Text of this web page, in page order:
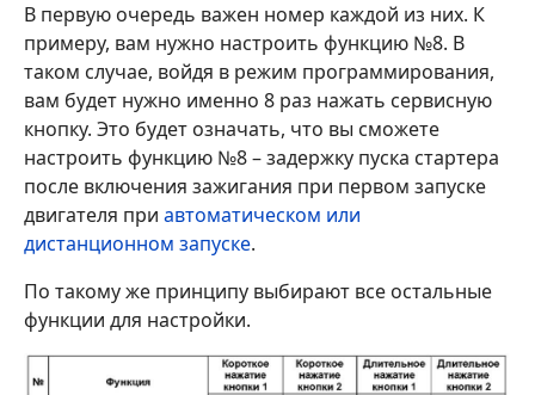
В первую очередь важен номер каждой из них. К
примеру, вам нужно настроить функцию №8. В
таком случае, войдя в режим программирования,
вам будет нужно именно 8 раз нажать сервисную
кнопку. Это будет означать, что вы сможете
настроить функцию №8 – задержку пуска стартера
после включения зажигания при первом запуске
двигателя при автоматическом или
дистанционном запуске.
По такому же принципу выбирают все остальные
функции для настройки.